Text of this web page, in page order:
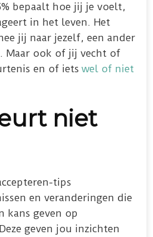
bepaalt hoe jij je voelt,
in het leven. Het
jij naar jezelf, een ander
Maar ook of jij vecht of
en of iets wel of niet
niet
en veranderingen die
kans geven op
geven jou inzichten